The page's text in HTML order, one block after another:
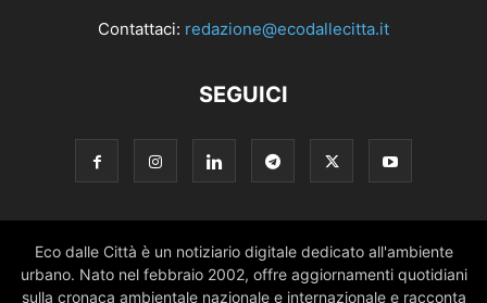
Contattaci: redazione@ecodallecitta.it
SEGUICI
Eco dalle Città è un notiziario digitale dedicato all'ambiente
urbano. Nato nel febbraio 2002, offre aggiornamenti quotidiani
sulla cronaca ambientale nazionale e internazionale e racconta